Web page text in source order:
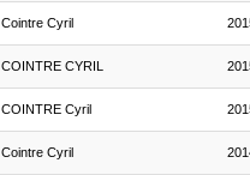
Cointre Cyril
COINTRE CYRIL
COINTRE Cyril
Cointre Cyril